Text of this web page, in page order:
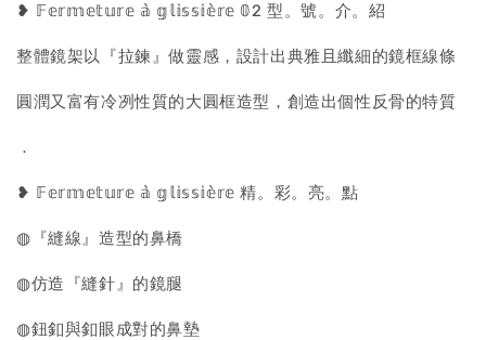
❥ 𝔽𝕖𝕣𝕞𝕖𝕥𝕦𝕣𝕖 𝕒̀ 𝕘𝕝𝕚𝕤𝕤𝕚𝕖̀𝕣𝕖 𝟘2 型。號。介。紹
整體鏡架以『拉鍊』做靈感，設計出典雅且纖細的鏡框線條
圓潤又富有冷冽性質的大圓框造型，創造出個性反骨的特質
．
❥ 𝔽𝕖𝕣𝕞𝕖𝕥𝕦𝕣𝕖 𝕒̀ 𝕘𝕝𝕚𝕤𝕤𝕚𝕖̀𝕣𝕖 精。彩。亮。點
◍『縫線』造型的鼻橋
◍仿造『縫針』的鏡腿
◍鈕釦與釦眼成對的鼻墊